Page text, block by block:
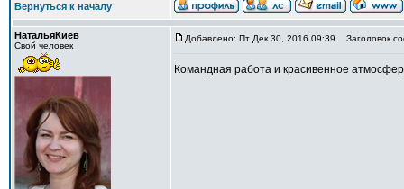
Вернуться к началу
НатальяКиев
Свой человек
Добавлено: Пт Дек 30, 2016 09:39 Заголовок
Командная работа и красивенное